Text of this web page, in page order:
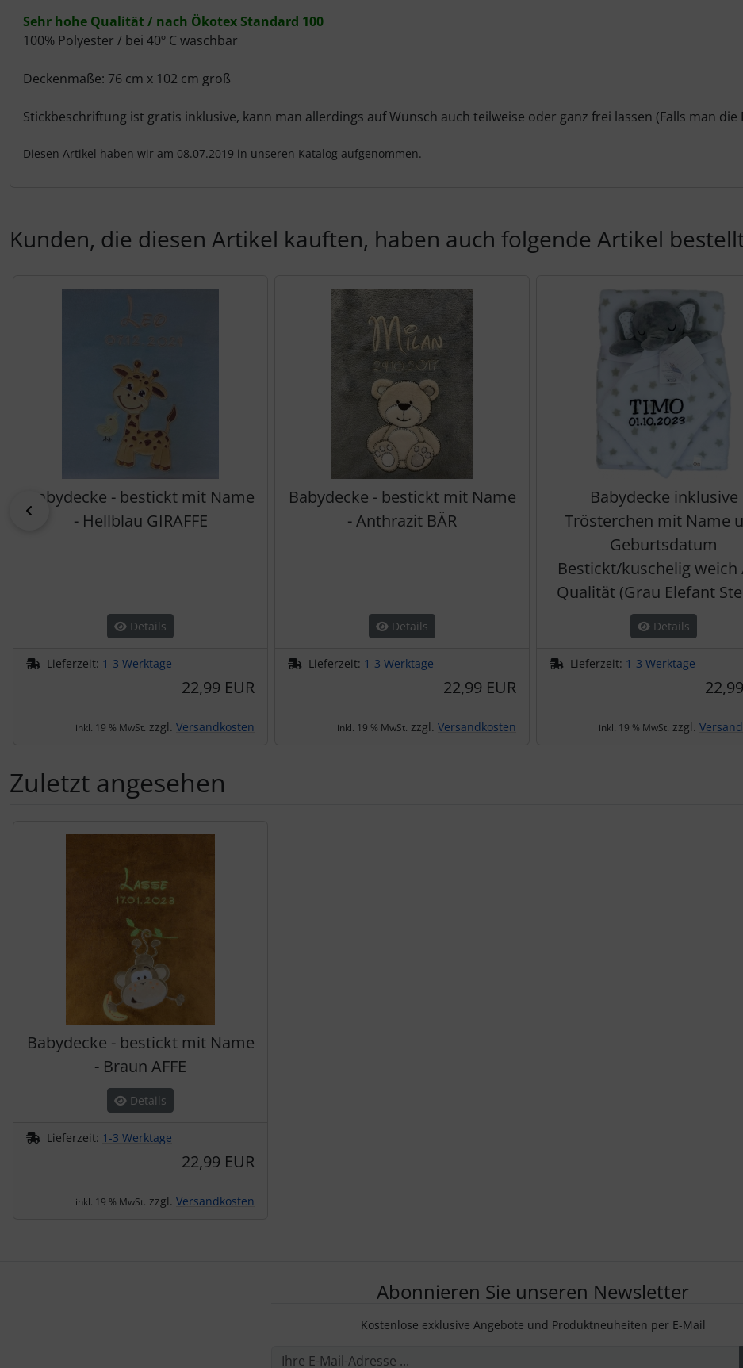
Sehr hohe Qualität / nach Ökotex Standard 100
100% Polyester / bei 40º C waschbar
Deckenmaße: 76 cm x 102 cm groß
Stickbeschriftung ist gratis inklusive, kann man allerdings auf Wunsch auch teilweise oder ganz frei lassen (Falls man
Diesen Artikel haben wir am 08.07.2019 in unseren Katalog aufgenommen.
Kunden, die diesen Artikel kauften, haben auch folgende Artikel
zurück
Babydecke - bestickt mit Name
- Hellblau GIRAFFE
Details
Lieferzeit: 1-3 Werktage
22,99 EUR
inkl. 19 % MwSt. zzgl. Versandkosten
Babydecke - bestickt mit Name
- Anthrazit BÄR
Details
Lieferzeit: 1-3 Werktage
22,99 EUR
inkl. 19 % MwSt. zzgl. Versandkosten
Babydecke inklusive
Trösterchen mit Name
Geburtsdatum
Bestickt/kuschelig weich
Qualität (Grau Elefant
Details
Lieferzeit: 1-3 Werktage
inkl. 19 % MwSt. zzgl.
Zuletzt angesehen
Babydecke - bestickt mit Name
- Braun AFFE
Details
Lieferzeit: 1-3 Werktage
22,99 EUR
inkl. 19 % MwSt. zzgl. Versandkosten
Abonnieren Sie unseren Newsletter
Kostenlose exklusive Angebote und Produktneuheiten per E-Mail